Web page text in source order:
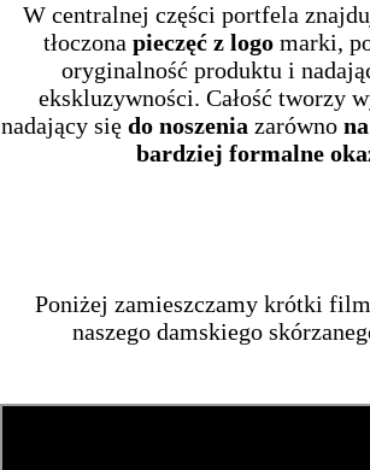
W centralnej części portfela
tłoczona pieczęć z logomarki,
oryginalność produktu i
ekskluzywności. Całość tworzy
nadający się do noszenia zarówno
bardziej formalne
Poniżej zamieszczamy krótki
naszego damskiego